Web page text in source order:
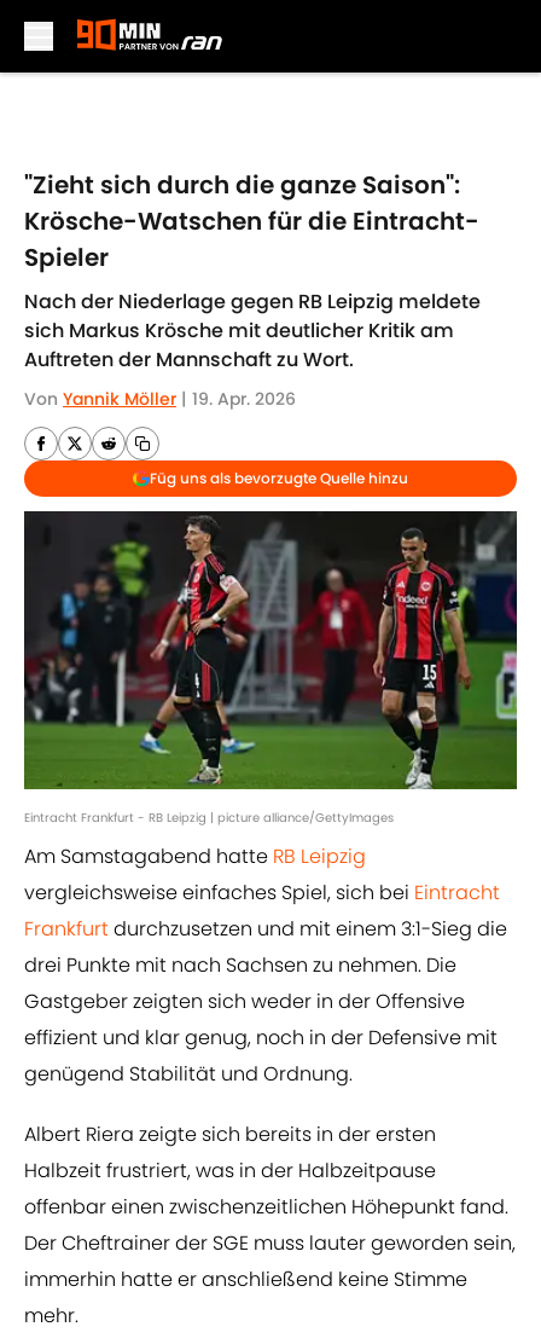
"Zieht sich durch die ganze Saison":
Krösche-Watschen für die Eintracht-
Spieler
Nach der Niederlage gegen RB Leipzig meldete
sich Markus Krösche mit deutlicher Kritik am
Auftreten der Mannschaft zu Wort.
Von Yannik Möller | 19. Apr. 2026
Füg uns als bevorzugte Quelle hinzu
Eintracht Frankfurt - RB Leipzig | picture alliance/GettyImages
Am Samstagabend hatte RB Leipzig
vergleichsweise einfaches Spiel, sich bei Eintracht
Frankfurtdurchzusetzen und mit einem 3:1-Sieg die
drei Punkte mit nach Sachsen zu nehmen. Die
Gastgeber zeigten sich weder in der Offensive
effizient und klar genug, noch in der Defensive mit
genügend Stabilität und Ordnung.
Albert Riera zeigte sich bereits in der ersten
Halbzeit frustriert, was in der Halbzeitpause
offenbar einen zwischenzeitlichen Höhepunkt fand.
Der Cheftrainer der SGE muss lauter geworden sein,
immerhin hatte er anschließend keine Stimme
mehr.